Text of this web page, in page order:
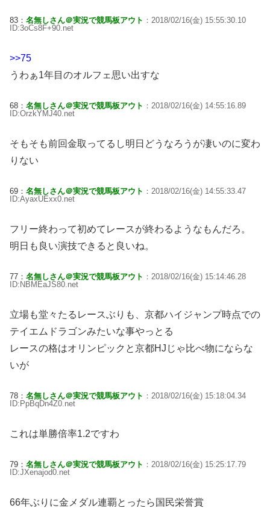
83： 名無しさん＠実況で競馬板アウト ：2018/02/16(金) 15:55:30.10
ID:3oCs8F+90.net
>>75
うわぁ1年目のオルフェ思い出すな
68： 名無しさん＠実況で競馬板アウト ：2018/02/16(金) 14:55:16.89
ID:OrzkYMJ40.net
そもそも前回金取ってるし明日どうなろうが凄いのに変わ
りない
69： 名無しさん＠実況で競馬板アウト ：2018/02/16(金) 14:55:33.47
ID:AyaxUExx0.net
フリー終わって初めてレースが終わるようなもんだろ。
明日も良い演技できると良いね。
77： 名無しさん＠実況で競馬板アウト ：2018/02/16(金) 15:14:46.28
ID:NBMEaJS80.net
立場も堂々たるレースぶりも、京都ハイジャンプ時点での
テイエムドラゴンみたいな事やっとる
レースの格はオリンピックと京都HJじゃ比べ物にならな
いが
78： 名無しさん＠実況で競馬板アウト ：2018/02/16(金) 15:18:04.34
ID:PpBqDn4Z0.net
これは単勝倍率1.2ですわ
79： 名無しさん＠実況で競馬板アウト ：2018/02/16(金) 15:25:17.79
ID:JXenajod0.net
66年ぶりに金メダル連覇とったら国民栄誉賞